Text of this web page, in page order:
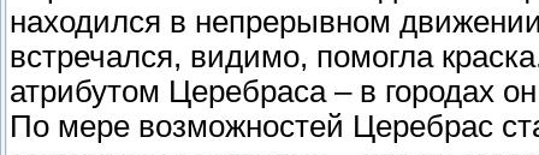
находился в непрерывном
встречался, видимо, помогла
атрибутом Церебраса – в городах
По мере возможностей Церебрас